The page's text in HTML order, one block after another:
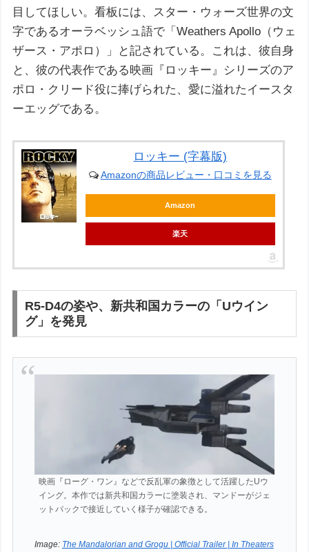
目してほしい。看板には、スター・ウォーズ世界の文
字であるオーラベッシュ語で「Weathers Apollo（ウェ
ザース・アポロ）」と記されている。これは、彼自身
と、彼の代表作である映画『ロッキー』シリーズのア
ポロ・クリード役に捧げられた、愛に溢れたイースタ
ーエッグである。
ロッキー (字幕版)
Amazonの商品レビュー・口コミを見る
Amazon
楽天
R5-D4の姿や、新共和国カラーの「Uウイン
グ」を発見
映画『ローグ・ワン』などで反乱軍の象徴として活躍したUウ
イング。本作では新共和国カラーに塗装され、マンドーがジェ
ットパックで接近していく様子が確認できる。
Image: The Mandalorian and Grogu | Official Trailer | In Theaters